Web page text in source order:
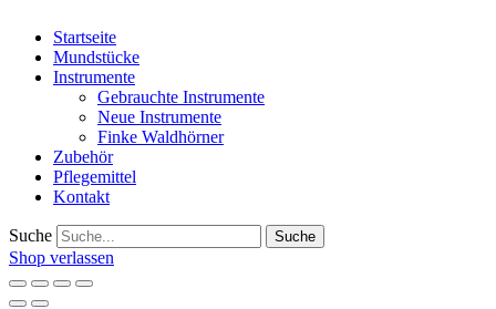
Startseite
Mundstücke
Instrumente
Gebrauchte Instrumente
Neue Instrumente
Finke Waldhörner
Zubehör
Pflegemittel
Kontakt
Suche Suche
Shop verlassen